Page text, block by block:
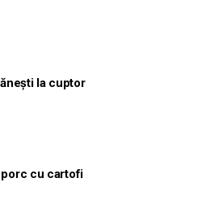
la cuptor
cu cartofi